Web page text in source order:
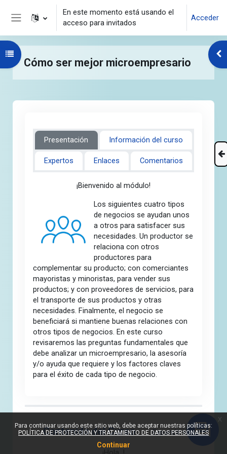
Salta al contenido principal
En este momento está usando el
acceso para invitados
Acceder
Cómo ser mejor microempresario
Presentación Información del curso
Expertos Enlaces Comentarios
¡Bienvenido al módulo!
Los siguientes cuatro tipos
de negocios se ayudan unos
a otros para satisfacer sus
necesidades. Un productor se
relaciona con otros
productores para
complementar su producto; con comerciantes
mayoristas y minoristas, para vender sus
productos; y con proveedores de servicios, para
el transporte de sus productos y otras
necesidades. Finalmente, el negocio se
beneficiará si mantiene buenas relaciones con
otros tipos de negocios. En este curso
revisaremos las preguntas fundamentales que
debe analizar un microempresario, la asesoría
y/o ayuda que requiere y los factores claves
para el éxito de cada tipo de negocio.
Abrir índice del curso
Sección fuera de línea
Contenido del Curso Expandir todo
Para continuar usando este sitio web, debe aceptar nuestras políticas:
POLÍTICA DE PROTECCIÓN Y TRATAMIENTO DE DATOS PERSONALES
Continuar
x